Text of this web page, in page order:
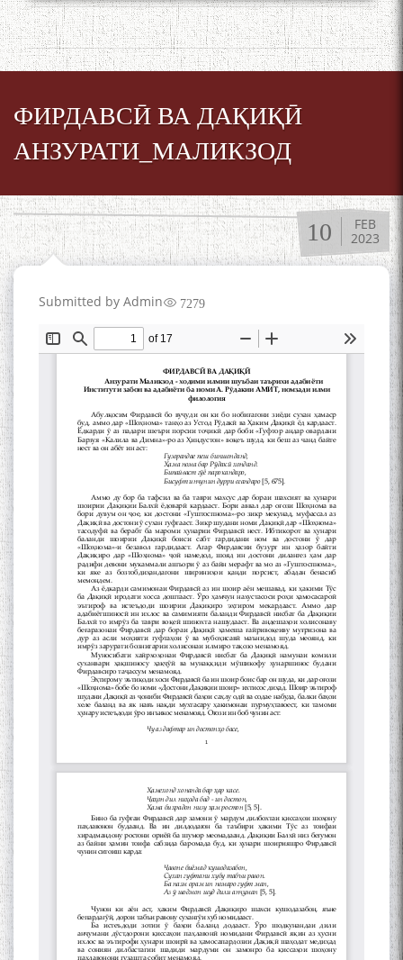
ФИРДАВСӢ ВА ДАҚИҚӢ
АНЗУРАТИ_МАЛИКЗОД
10
FEB
2023
Submitted by Admin 7279
илмҳои Тоҷикистон бахшида
ба 100-солагии мунаққиду
адабиётшинос Соҳиб
Табаров ҳамоиши илмӣ-
МУТАФАККИР ВА ОРИФИ
ЗАБОНУ АДАБИ ТОҶИК
به عبارت دیگر: گفتگو با مومن
قناعت Mumin Qanoat
Сухбати навқаламон бо
Муъмин Қаноат\Meeting of
young talents with Mumyin
Kanoat
The Persian Gulf Beautiful
poetry from Устод Мумин
Қаноат (Ustod Mumin Qanoat)
Mehrafarin about the conflict
of the name of the Persian
Gulf
Сайри Дарвоз бо Мӯъмин
Қаноат: Чанор ҳам "гап"
мезанад